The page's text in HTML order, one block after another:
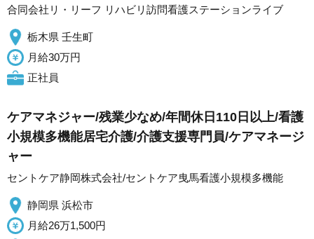
合同会社リ・リーフ リハビリ訪問看護ステーションライブ
栃木県 壬生町
月給30万円
正社員
ケアマネジャー/残業少なめ/年間休日110日以上/看護
小規模多機能居宅介護/介護支援専門員/ケアマネージ
ャー
セントケア静岡株式会社/セントケア曳馬看護小規模多機能
静岡県 浜松市
月給26万1,500円